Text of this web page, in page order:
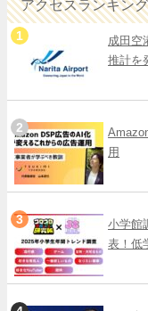
アクセスランキング
成田空
推計を
用
小学館
表！低